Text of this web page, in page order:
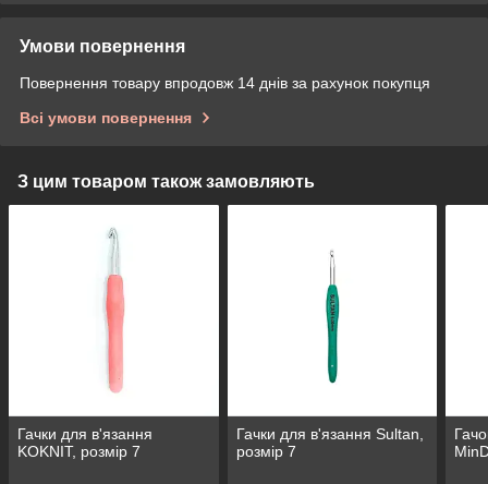
Умови повернення
Повернення товару впродовж 14 днів за рахунок покупця
Всі умови повернення
З цим товаром також замовляють
Гачки для в'язання
KOKNIT, розмір 7
Гачки для в'язання Sultan,
розмір 7